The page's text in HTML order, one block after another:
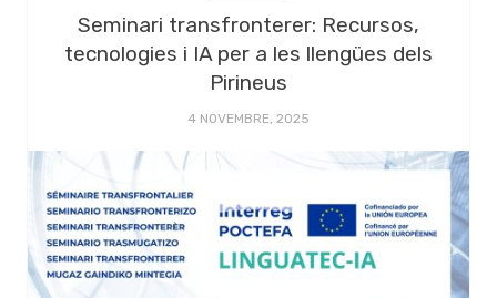
Seminari transfronterer: Recursos,
tecnologies i IA per a les llengües dels
Pirineus
4 NOVEMBRE, 2025